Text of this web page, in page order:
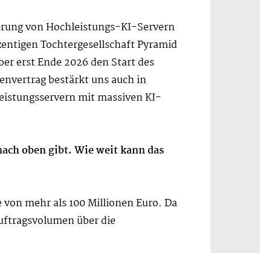
von Hochleistungs-KI-Servern
Tochtergesellschaft Pyramid
erst Ende 2026 den Start des
bestärkt uns auch in
mit massiven KI-
oben gibt. Wie weit kann das
mehr als 100 Millionen Euro. Da
über die